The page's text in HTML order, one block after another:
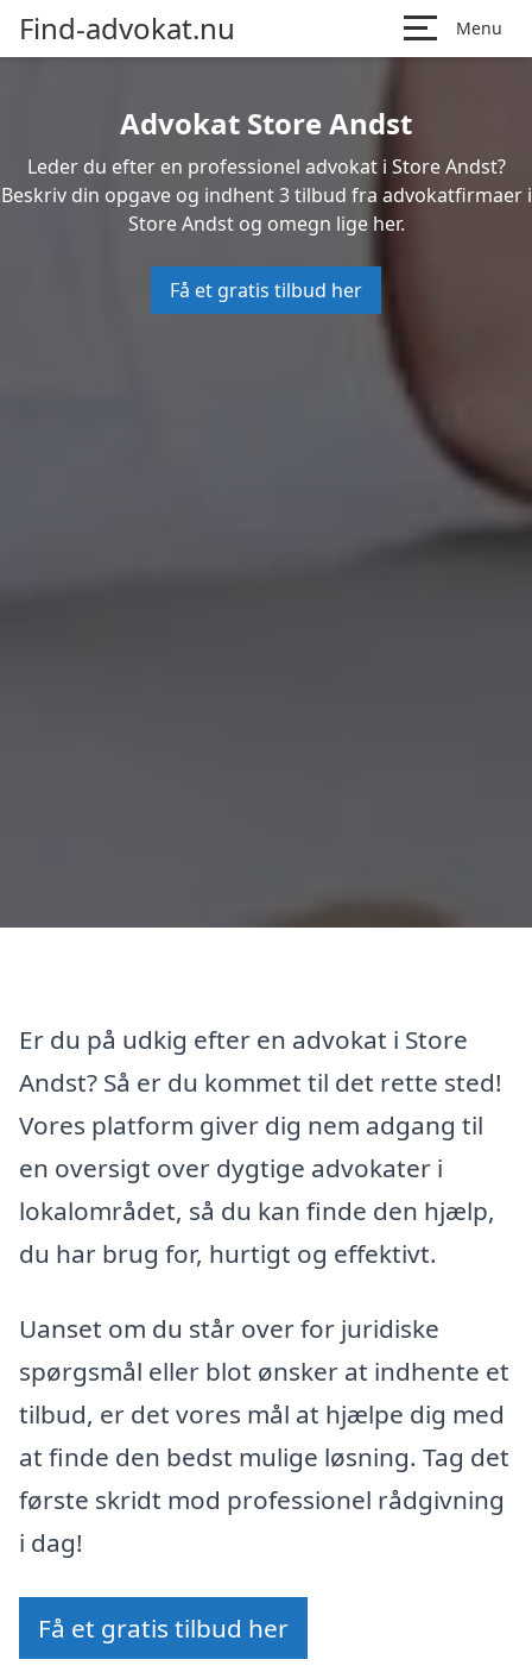
Find-advokat.nu Menu
Advokat Store Andst
Leder du efter en professionel advokat i Store Andst?
Beskriv din opgave og indhent 3 tilbud fra advokatfirmaer i
Store Andst og omegn lige her.
Få et gratis tilbud her
Er du på udkig efter en advokat i Store
Andst? Så er du kommet til det rette sted!
Vores platform giver dig nem adgang til
en oversigt over dygtige advokater i
lokalområdet, så du kan finde den hjælp,
du har brug for, hurtigt og effektivt.
Uanset om du står over for juridiske
spørgsmål eller blot ønsker at indhente et
tilbud, er det vores mål at hjælpe dig med
at finde den bedst mulige løsning. Tag det
første skridt mod professionel rådgivning
i dag!
Få et gratis tilbud her